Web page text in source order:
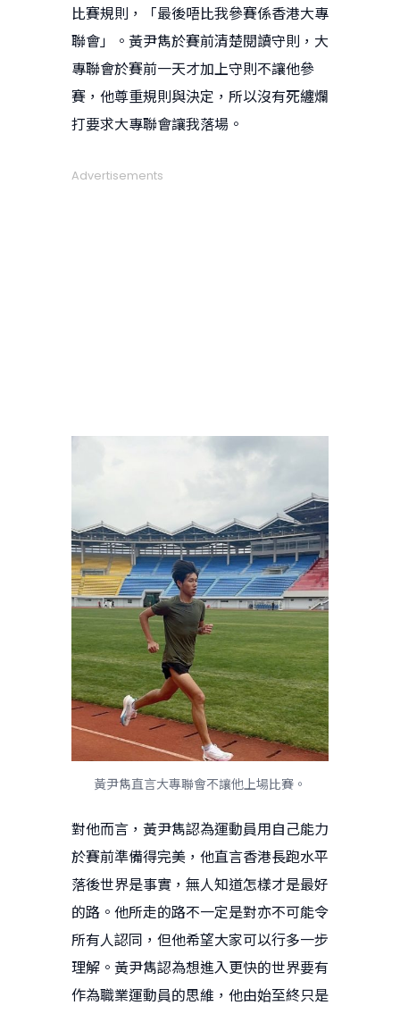
比賽規則，「最後唔比我參賽係香港大專
聯會」。黃尹雋於賽前清楚閱讀守則，大
專聯會於賽前一天才加上守則不讓他參
賽，他尊重規則與決定，所以沒有死纏爛
打要求大專聯會讓我落場。
Advertisements
黃尹雋直言大專聯會不讓他上場比賽。
對他而言，黃尹雋認為運動員用自己能力
於賽前準備得完美，他直言香港長跑水平
落後世界是事實，無人知道怎樣才是最好
的路。他所走的路不一定是對亦不可能令
所有人認同，但他希望大家可以行多一步
理解。黃尹雋認為想進入更快的世界要有
作為職業運動員的思維，他由始至終只是